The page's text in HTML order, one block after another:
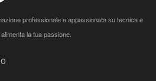
professionale e appassionata su tecnica e
la tua passione.